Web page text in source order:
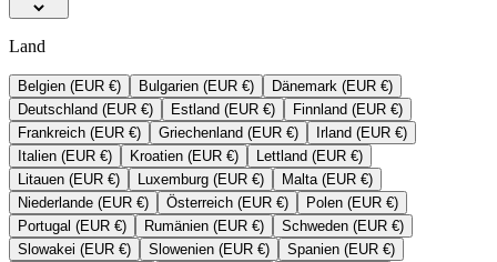
Land
Belgien (EUR €) Bulgarien (EUR €)
Dänemark (EUR €)
Deutschland (EUR €)
Estland (EUR €)
Finnland (EUR €)
Frankreich (EUR €)
Griechenland (EUR €)
Irland (EUR €)
Italien (EUR €)
Kroatien (EUR €)
Lettland (EUR €)
Litauen (EUR €)
Luxemburg (EUR €)
Malta (EUR €)
Niederlande (EUR €)
Österreich (EUR €)
Polen (EUR €)
Portugal (EUR €)
Rumänien (EUR €)
Schweden (EUR €)
Slowakei (EUR €)
Slowenien (EUR €)
Spanien (EUR €)